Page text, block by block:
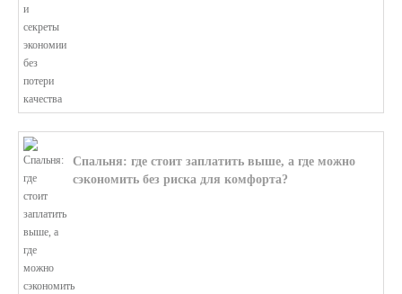
Спальня: где стоит заплатить выше, а где можно
сэкономить без риска для комфорта?